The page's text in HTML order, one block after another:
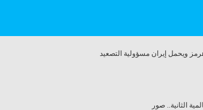
ويحمل إيران مسؤولية التصعيد
الثانية.. صور